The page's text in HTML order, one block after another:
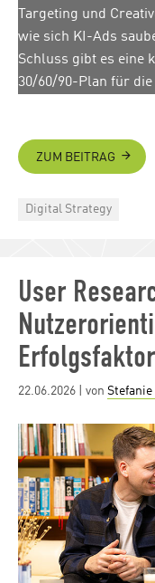
Targeting und
wie sich KI-Ads
Schluss gibt es eine
30/60/90-Plan für die
ZUM BEITRAG
Categories
Digital Strategy
User
Posted
22.06.2026 | von